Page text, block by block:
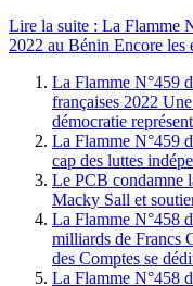
Lire la suite : La Flamme
2022 au Bénin Encore les
La Flamme N°459
françaises 2022
démocratie
La Flamme N°459
cap des luttes
Le PCB condamne
Macky Sall et
La Flamme N°458
milliards de Francs
des Comptes se
La Flamme N°458